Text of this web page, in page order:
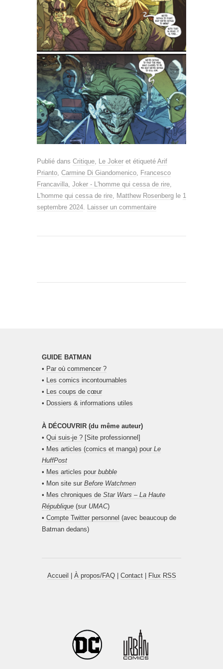
Publié dans Critique, Le Joker et étiqueté Arif
Prianto, Carmine Di Giandomenico, Francesco
Francavilla, Joker - L'homme qui cessa de rire,
L'homme qui cessa de rire, Matthew Rosenberg le 1
septembre 2024. Laisser un commentaire
GUIDE BATMAN
• Par où commencer ?
• Les comics incontournables
• Les coups de cœur
• Dossiers & informations utiles
À DÉCOUVRIR (du même auteur)
• Qui suis-je ? [Site professionnel]
• Mes articles (comics et manga) pour Le
HuffPost
• Mes articles pour bubble
• Mon site sur Before Watchmen
• Mes chroniques de Star Wars – La Haute
République (sur UMAC)
• Compte Twitter personnel (avec beaucoup de
Batman dedans)
Accueil À propos/FAQ| Contact| Flux RSS